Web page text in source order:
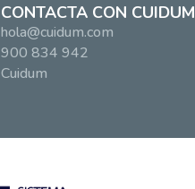
CONTACTA CON CUIDUM
hola@cuidum.com
900 834 942
Cuidum